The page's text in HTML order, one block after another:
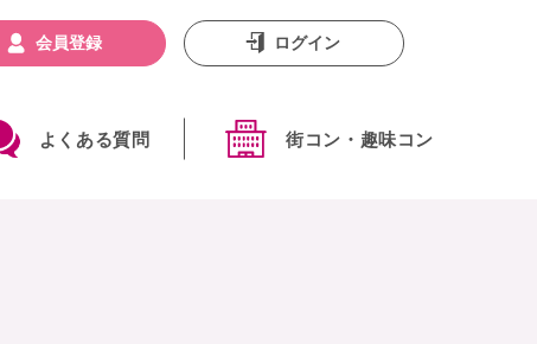
よくある質問 街コン・趣味コン
会員登録 ログイン